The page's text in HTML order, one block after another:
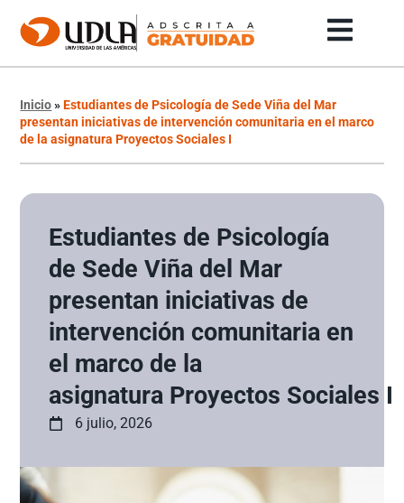
Inicio»Estudiantes de Psicología de Sede Viña del Mar
presentan iniciativas de intervención comunitaria en el marco
de la asignatura Proyectos Sociales I
Estudiantes de Psicología
de Sede Viña del Mar
presentan iniciativas de
intervención comunitaria en
el marco de la
asignatura Proyectos Sociales I
6 julio, 2026